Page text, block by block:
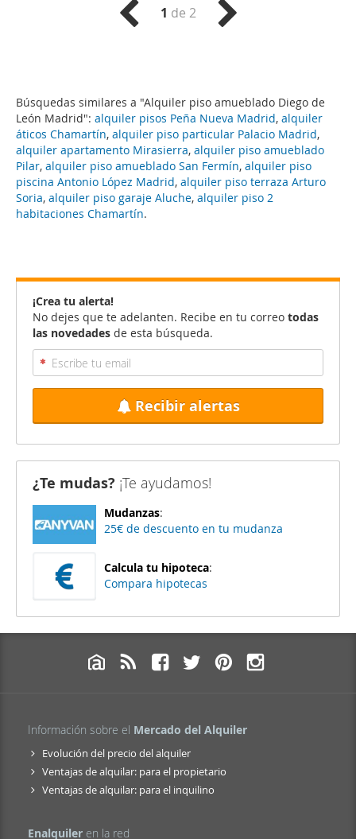
Búsquedas similares a "Alquiler piso amueblado Diego de
León Madrid": alquiler pisos Peña Nueva Madrid, alquiler
áticos Chamartín, alquiler piso particular Palacio Madrid,
alquiler apartamento Mirasierra, alquiler piso amueblado
Pilar, alquiler piso amueblado San Fermín, alquiler piso
piscina Antonio López Madrid, alquiler piso terraza Arturo
Soria, alquiler piso garaje Aluche, alquiler piso 2
habitaciones Chamartín.
1 de 2
¡Crea tu alerta!
No dejes que te adelanten. Recibe en tu correo todas
las novedades de esta búsqueda.
Recibir alertas
¿Te mudas? ¡Te ayudamos!
Mudanzas:
25€ de descuento en tu mudanza
Calcula tu hipoteca:
Compara hipotecas
Información sobre el Mercado del Alquiler
Evolución del precio del alquiler
Ventajas de alquilar: para el propietario
Ventajas de alquilar: para el inquilino
Enalquiler en la red